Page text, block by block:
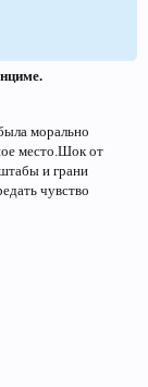
морально
место.Шок от
и грани
чувство